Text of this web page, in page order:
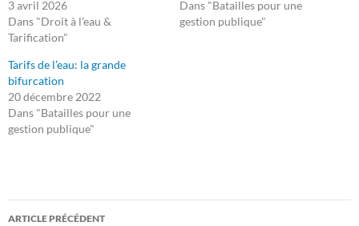
3 avril 2026
Dans "Droit à l'eau &
Tarification"
Dans "Batailles pour une
gestion publique"
Tarifs de l’eau: la grande
bifurcation
20 décembre 2022
Dans "Batailles pour une
gestion publique"
Navigation
ARTICLE PRÉCÉDENT